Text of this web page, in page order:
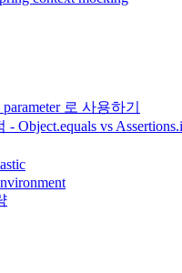
로 사용하기
Object.equals vs